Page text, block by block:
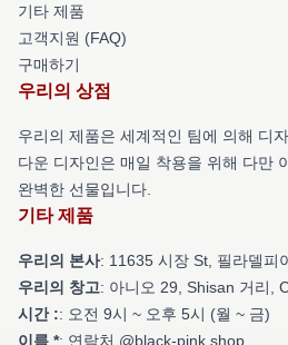
기타 제품
고객지원 (FAQ)
구매하기
우리의 상점
우리의 제품은 세계적인 팀에 의해 디
다운 디자인은 매일 착용을 위해 다만
완벽한 선물입니다.
기타 제품
우리의 본사: 11635 시장 St, 필라델피
우리의 창고: 아니오 29, Shisan 거리,
시간 :: 오전 9시 ~ 오후 5시 (월 ~ 금)
이름 *: 연락처 @black-pink.shop